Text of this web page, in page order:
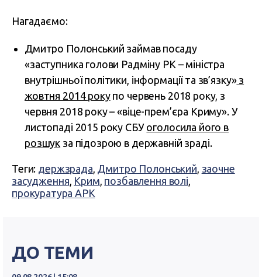
Нагадаємо:
Дмитро Полонський займав посаду
«заступника голови Радміну РК – міністра
внутрішньої політики, інформації та зв’язку»з
жовтня 2014 рокупо червень 2018 року, з
червня 2018 року – «віце-прем’єра Криму». У
листопаді 2015 року СБУ оголосила його в
розшук за підозрою в державній зраді.
Теги: держзрада, Дмитро Полонський, заочне
засудження, Крим, позбавлення волі,
прокуратура АРК
ДО ТЕМИ